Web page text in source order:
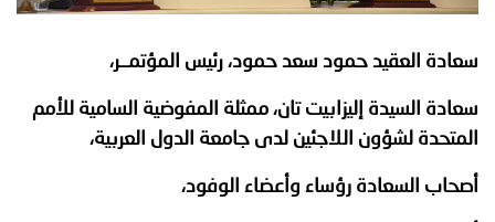
نحن
اتصل
سعادة العقيد حمود سعد حمود، رئيس المؤتمــر،
سعادة السيدة إليزابيت تان، ممثلة المفوضية السامية للأمم
المتحدة لشؤون اللاجئين لدى جامعة الدول العربية،
أصحاب السعادة رؤساء وأعضاء الوفود،